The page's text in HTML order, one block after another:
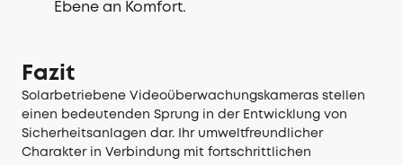
Ebene an Komfort.
Fazit
Solarbetriebene Videoüberwachungskameras stellen
einen bedeutenden Sprung in der Entwicklung von
Sicherheitsanlagen dar. Ihr umweltfreundlicher
Charakter in Verbindung mit fortschrittlichen